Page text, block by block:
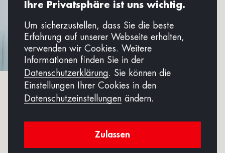
Über die Initiative
Nordwestschweiz FHNW und der
Ihre Privatsphäre ist uns wichtig.
Um sicherzustellen, dass Sie die beste
Erfahrung auf unserer Webseite erhalten,
verwenden wir Cookies. Weitere
Informationen finden Sie in der
Datenschutzerklärung. Sie können die
Einstellungen Ihrer Cookies in den
Datenschutzeinstellungen ändern.
Zulassen